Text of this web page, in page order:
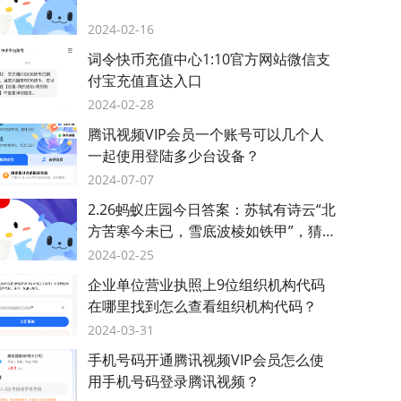
2024-02-16
词令快币充值中心1:10官方网站微信支
付宝充值直达入口
2024-02-28
腾讯视频VIP会员一个账号可以几个人
一起使用登陆多少台设备？
2024-07-07
2.26蚂蚁庄园今日答案：苏轼有诗云“北
方苦寒今未已，雪底波棱如铁甲”，猜猜
是哪种蔬菜？
2024-02-25
企业单位营业执照上9位组织机构代码
在哪里找到怎么查看组织机构代码？
2024-03-31
手机号码开通腾讯视频VIP会员怎么使
用手机号码登录腾讯视频？